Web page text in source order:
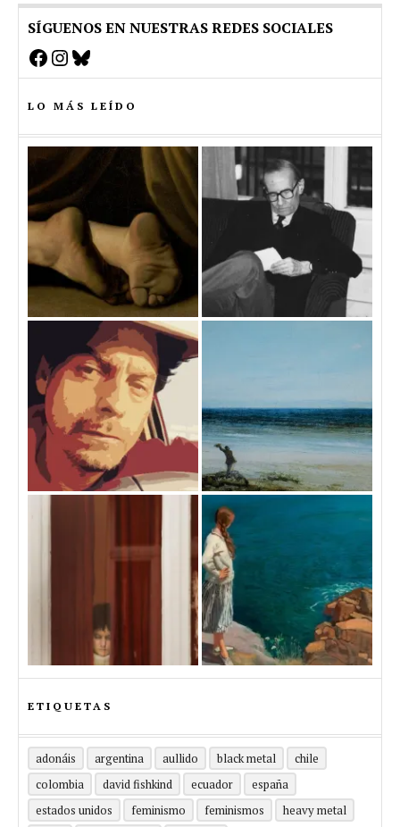
SÍGUENOS EN NUESTRAS REDES SOCIALES
Facebook
Instagram
Bluesky
LO MÁS LEÍDO
ETIQUETAS
adonáis argentina aullido black metal
chile
colombia
david fishkind ecuador
españa
estados unidos
feminismo feminismos
heavy metal